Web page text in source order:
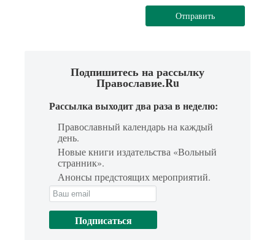
Отправить
Подпишитесь на рассылку
Православие.Ru
Рассылка выходит два раза в неделю:
Православный календарь на каждый
день.
Новые книги издательства «Вольный
странник».
Анонсы предстоящих мероприятий.